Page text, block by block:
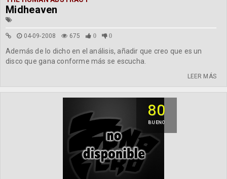
Midheaven
04-09-2008 675 0 0
Además de lo dicho en el análisis, añadir que creo que es un
disco que gana conforme más se escucha.
LEER MÁS
80
BUENO